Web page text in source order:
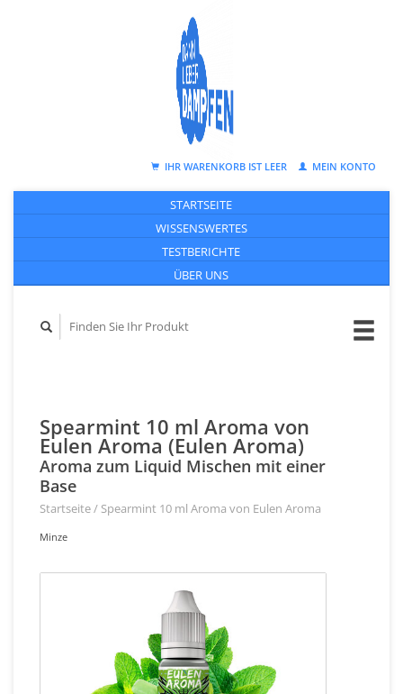
IHR WARENKORB IST LEER MEIN KONTO
STARTSEITE
WISSENSWERTES
TESTBERICHTE
ÜBER UNS
Spearmint 10 ml Aroma von
Eulen Aroma (Eulen Aroma)
Aroma zum Liquid Mischen mit einer
Base
Startseite/ Spearmint 10 ml Aroma von Eulen Aroma
Minze